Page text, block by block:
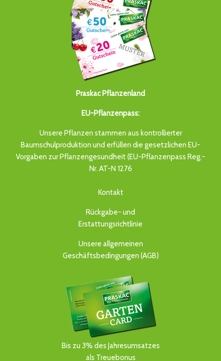
Praskac Pflanzenland
EU-Pflanzenpass:
Unsere Pflanzen stammen aus kontrollierter
Baumschulproduktion und erfüllen die gesetzlichen EU-
Vorgaben zur Pflanzengesundheit (EU-Pflanzenpass Reg.-
Nr. AT-N 1276
Kontakt
Rückgabe- und
Erstattungsrichtlinie
Unsere allgemeinen
Geschäftsbedingungen (AGB)
Bis zu 3% des Jahresumsatzes
als Treuebonus